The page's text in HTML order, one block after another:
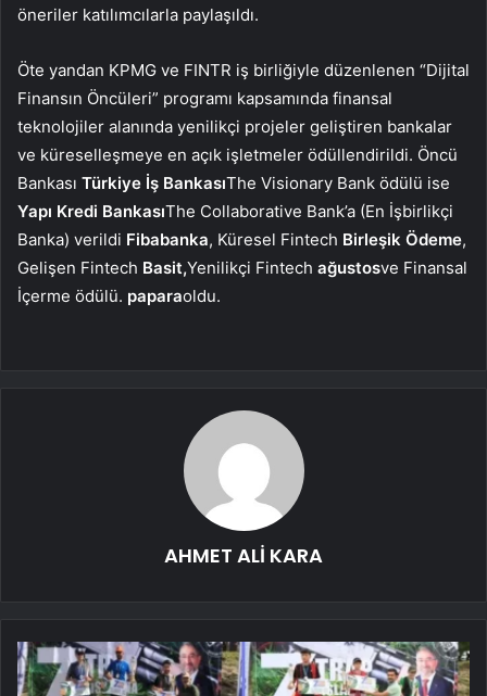
öneriler katılımcılarla paylaşıldı.
Öte yandan KPMG ve FINTR iş birliğiyle düzenlenen “Dijital
Finansın Öncüleri” programı kapsamında finansal
teknolojiler alanında yenilikçi projeler geliştiren bankalar
ve küreselleşmeye en açık işletmeler ödüllendirildi. Öncü
Bankası Türkiye İş BankasıThe Visionary Bank ödülü ise
Yapı Kredi BankasıThe Collaborative Bank’a (En İşbirlikçi
Banka) verildi Fibabanka, Küresel Fintech Birleşik Ödeme,
Gelişen Fintech Basit,Yenilikçi Fintech ağustosve Finansal
İçerme ödülü. paparaoldu.
AHMET ALİ KARA